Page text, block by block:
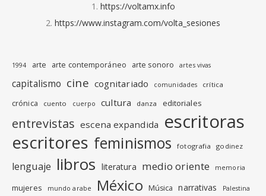
https://voltamx.info
https://www.instagram.com/volta_sesiones
1994 arte arte contemporáneo arte sonoro artes vivas
capitalismo cine cognitariado comunidades crítica
crónica cuento cuerpo cultura danza editoriales
entrevistas escena expandida escritoras
escritores feminismos fotografia godinez
lenguaje libros literatura medio oriente memoria
mujeres mundo arabe México Música narrativas Palestina